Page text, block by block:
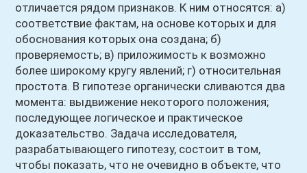
отличается рядом признаков. К ним относятся: а)
соответствие фактам, на основе которых и для
обоснования которых она создана; б)
проверяемость; в) приложимость к возможно
более широкому кругу явлений; г) относительная
простота. В гипотезе органически сливаются два
момента: выдвижение некоторого положения;
последующее логическое и практическое
доказательство. Задача исследователя,
разрабатывающего гипотезу, состоит в том,
чтобы показать, что не очевидно в объекте, что